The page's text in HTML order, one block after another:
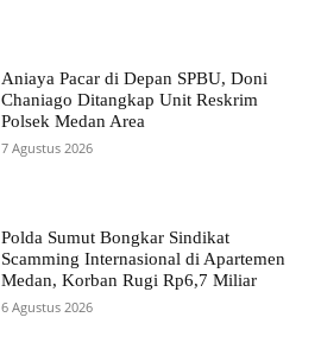
Aniaya Pacar di Depan SPBU, Doni
Chaniago Ditangkap Unit Reskrim
Polsek Medan Area
7 Agustus 2026
Polda Sumut Bongkar Sindikat
Scamming Internasional di Apartemen
Medan, Korban Rugi Rp6,7 Miliar
6 Agustus 2026